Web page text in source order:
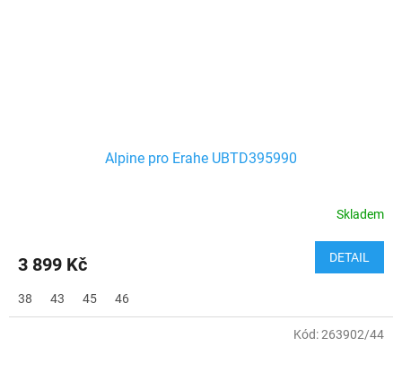
Alpine pro Erahe UBTD395990
Skladem
3 899 Kč DETAIL
38 43 45 46
Kód:263902/44